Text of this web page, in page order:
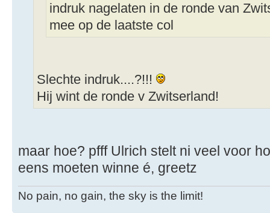
indruk nagelaten in de ronde van
mee op de laatste col
Slechte indruk....?!!!
Hij wint de ronde v Zwitserland!
maar hoe? pfff Ulrich stelt ni veel voor
eens moeten winne é, greetz
No pain, no gain, the sky is the limit!